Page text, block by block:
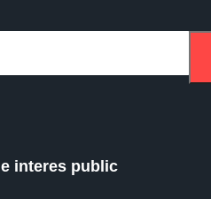
interes public